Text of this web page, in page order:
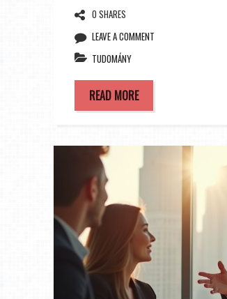
0 SHARES
LEAVE A COMMENT
TUDOMÁNY
READ MORE